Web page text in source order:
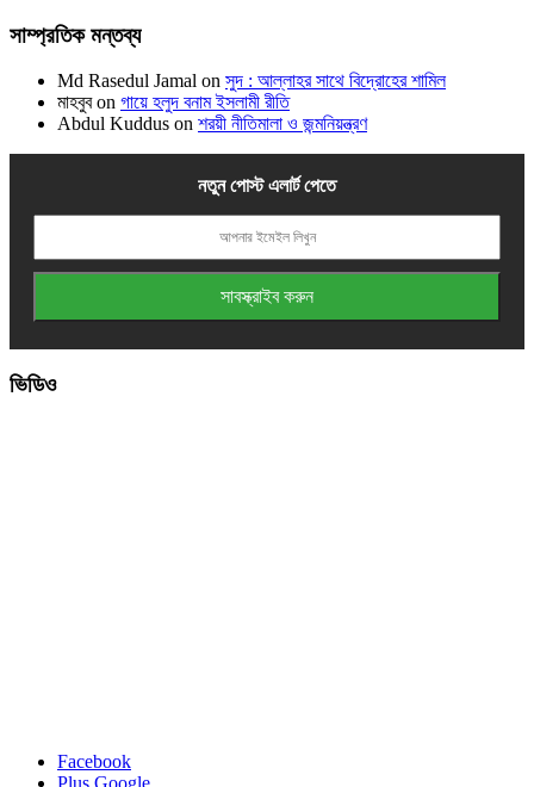
সাম্প্রতিক মন্তব্য
Md Rasedul Jamal on সুদ : আল্লাহর সাথে বিদ্রোহের শামিল
মাহবুবon গায়ে হলুদ বনাম ইসলামী রীতি
Abdul Kuddus on শরয়ী নীতিমালা ও জন্মনিয়ন্ত্রণ
নতুন পোস্ট এলার্ট পেতে
ভিডিও
Facebook
Plus Google